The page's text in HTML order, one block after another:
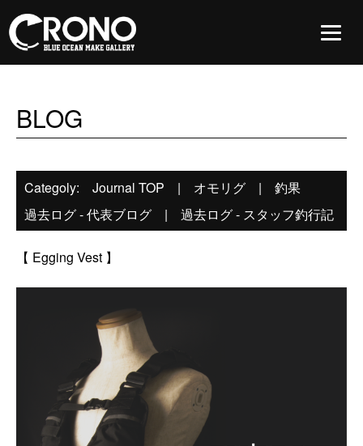
BLOG
Categoly: Journal TOP | オモリグ | 釣果
過去ログ - 代表ブログ | 過去ログ - スタッフ釣行記
【 Egging Vest 】